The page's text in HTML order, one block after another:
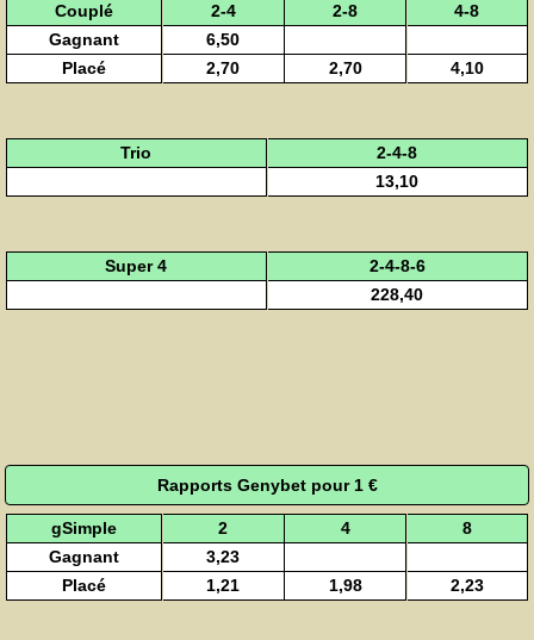
Couplé 2-4 2-8
4-8
Gagnant
6,50
Placé
2,70 2,70 4,10
Trio
2-4-8
13,10
Super 4
2-4-8-6
228,40
Rapports Genybet pour 1 €
gSimple 2 4
8
Gagnant
3,23
Placé
1,21 1,98 2,23